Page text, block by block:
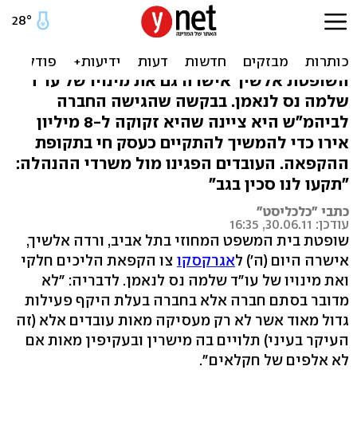
ביהמ"ש אישר לאגרקסקו צו
הקפאת הליכים חלקי
השופטת אלשיך אישרה גם את מינויו של עו"ד
שלמה נס לנאמן. בבקשה שהגישה החברה
לביהמ"ש היא ציינה שהיא זקוקה ל-8 מיליון
אירו כדי להמשיך להתקיים כעסק חי בתקופת
ההקפאה. העובדים הפגינו מול משרדי ההנהלה:
"תקעו לנו סכין בגב"
כתבי "כלכליסט"
עודכן: 30.06.11, 16:35
שופטת בית המשפט המחוזי בתל אביב, ורדה אלשיך,
אישרה היום (ה') לאגרקסקו צו הקפאת הליכים חלקי
ואת מינויו של עו"ד שלמה נס לנאמן. לדבריה: "לא
מדובר בסתם חברה אלא בחברה בעלת היקף פעילות
גדול מאוד אשר לא רק מעסיקה מאות עובדים אלא (זה
העיקר בעיני) תלויים בה מישרין ובעקיפין מאות אם
לא אלפים של חקלאים".